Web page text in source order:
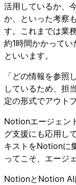
活用しているか、
か、といった考察
す。これまでは業
約1時間かかって
といいます。
「どの情報を参照
しているため、担
定の形式でアウト
Notionエージェン
グ支援にも応用し
キストをNotionに
ってこそ、エージ
NotionとNotion AI